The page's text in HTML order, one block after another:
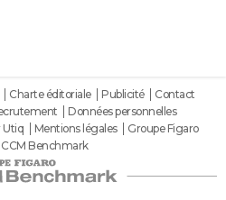
Charte éditoriale Publicité
Contact
Données personnelles
Utiq Mentions légales
Groupe Figaro
Benchmark